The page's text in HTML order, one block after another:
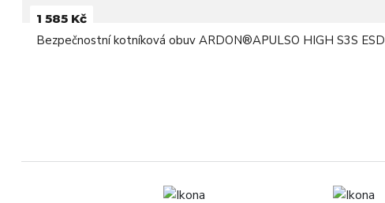
1 585 Kč
Bezpečnostní kotníková obuv ARDON®APULSO HIGH S3S ESD